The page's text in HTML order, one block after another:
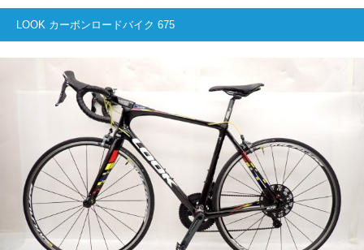
LOOK カーボンロードバイク 675